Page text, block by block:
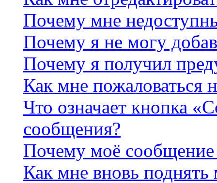
Почему мне
Почему я не могу
Почему я получил
Как мне пожаловаться
Что означает кнопка
сообщения?
Почему моё сообщение
Как мне вновь